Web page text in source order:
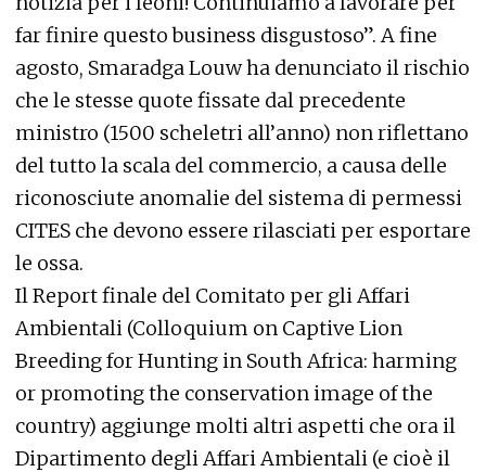
far finire questo business disgustoso”. A fine
agosto, Smaradga Louw ha denunciato il rischio
che le stesse quote fissate dal precedente
ministro (1500 scheletri all’anno) non riflettano
del tutto la scala del commercio, a causa delle
riconosciute anomalie del sistema di permessi
CITES che devono essere rilasciati per esportare
le ossa.
Il Report finale del Comitato per gli Affari
Ambientali (Colloquium on Captive Lion
Breeding for Hunting in South Africa: harming
or promoting the conservation image of the
country) aggiunge molti altri aspetti che ora il
Dipartimento degli Affari Ambientali (e cioè il